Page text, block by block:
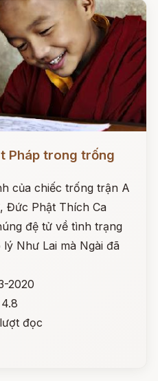
Pháp trong trống
của chiếc trống trận A
Đức Phật Thích Ca
đệ tử về tình trạng
Như Lai mà Ngài đã
2020
4.8
đọc